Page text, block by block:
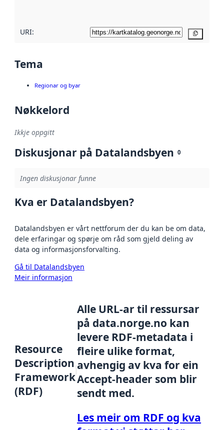
URI:
Tema
Regionar og byar
Nøkkelord
Ikkje oppgitt
Diskusjonar på Datalandsbyen 0
Ingen diskusjonar funne
Kva er Datalandsbyen?
Datalandsbyen er vårt nettforum der du kan be om data,
dele erfaringar og spørje om råd som gjeld deling av
data og informasjonsforvalting.
Gå til Datalandsbyen
Meir informasjon
Resource
Description
Framework
(RDF)
Alle URL-ar til ressursar
på data.norge.no kan
levere RDF-metadata i
fleire ulike format,
avhengig av kva for ein
Accept-header som blir
sendt med.
Les meir om RDF og kva